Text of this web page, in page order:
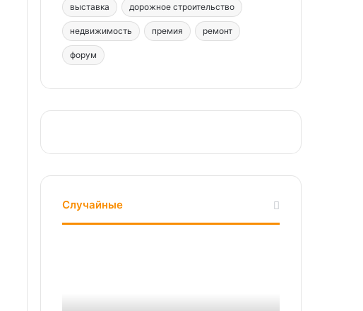
выставка дорожное строительство
недвижимость премия ремонт
форум
Случайные